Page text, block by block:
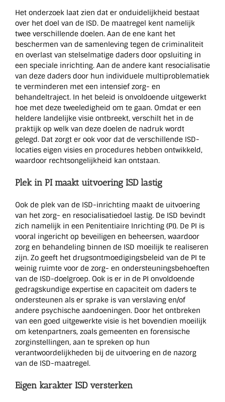
Het onderzoek laat zien dat er onduidelijkheid bestaat
over het doel van de ISD. De maatregel kent namelijk
twee verschillende doelen. Aan de ene kant het
beschermen van de samenleving tegen de criminaliteit
en overlast van stelselmatige daders door opsluiting in
een speciale inrichting. Aan de andere kant resocialisatie
van deze daders door hun individuele multiproblematiek
te verminderen met een intensief zorg- en
behandeltraject. In het beleid is onvoldoende uitgewerkt
hoe met deze tweeledigheid om te gaan. Omdat er een
heldere landelijke visie ontbreekt, verschilt het in de
praktijk op welk van deze doelen de nadruk wordt
gelegd. Dat zorgt er ook voor dat de verschillende ISD-
locaties eigen visies en procedures hebben ontwikkeld,
waardoor rechtsongelijkheid kan ontstaan.
Plek in PI maakt uitvoering ISD lastig
Ook de plek van de ISD-inrichting maakt de uitvoering
van het zorg- en resocialisatiedoel lastig. De ISD bevindt
zich namelijk in een Penitentiaire Inrichting (PI). De PI is
vooral ingericht op beveiligen en beheersen, waardoor
zorg en behandeling binnen de ISD moeilijk te realiseren
zijn. Zo geeft het drugsontmoedigingsbeleid van de PI te
weinig ruimte voor de zorg- en ondersteuningsbehoeften
van de ISD-doelgroep. Ook is er in de PI onvoldoende
gedragskundige expertise en capaciteit om daders te
ondersteunen als er sprake is van verslaving en/of
andere psychische aandoeningen. Door het ontbreken
van een goed uitgewerkte visie is het bovendien moeilijk
om ketenpartners, zoals gemeenten en forensische
zorginstellingen, aan te spreken op hun
verantwoordelijkheden bij de uitvoering en de nazorg
van de ISD-maatregel.
Eigen karakter ISD versterken